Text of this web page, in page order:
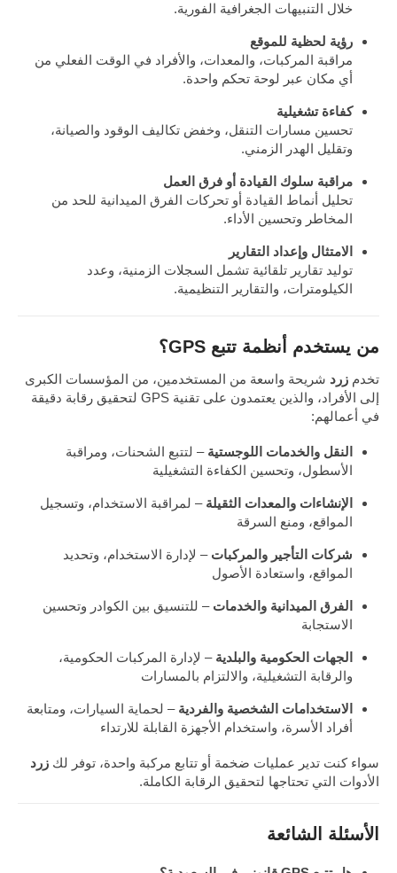
خلال التنبيهات الجغرافية الفورية.
رؤية لحظية للموقع
مراقبة المركبات، والمعدات، والأفراد في الوقت الفعلي من
أي مكان عبر لوحة تحكم واحدة.
كفاءة تشغيلية
تحسين مسارات التنقل، وخفض تكاليف الوقود والصيانة،
وتقليل الهدر الزمني.
مراقبة سلوك القيادة أو فرق العمل
تحليل أنماط القيادة أو تحركات الفرق الميدانية للحد من
المخاطر وتحسين الأداء.
الامتثال وإعداد التقارير
توليد تقارير تلقائية تشمل السجلات الزمنية، وعدد
الكيلومترات، والتقارير التنظيمية.
من يستخدم أنظمة تتبع GPS؟
تخدم زرد شريحة واسعة من المستخدمين، من المؤسسات الكبرى
إلى الأفراد، والذين يعتمدون على تقنية GPS لتحقيق رقابة دقيقة
في أعمالهم:
النقل والخدمات اللوجستية – لتتبع الشحنات، ومراقبة
الأسطول، وتحسين الكفاءة التشغيلية
الإنشاءات والمعدات الثقيلة – لمراقبة الاستخدام، وتسجيل
المواقع، ومنع السرقة
شركات التأجير والمركبات – لإدارة الاستخدام، وتحديد
المواقع، واستعادة الأصول
الفرق الميدانية والخدمات – للتنسيق بين الكوادر وتحسين
الاستجابة
الجهات الحكومية والبلدية – لإدارة المركبات الحكومية،
والرقابة التشغيلية، والالتزام بالمسارات
الاستخدامات الشخصية والفردية – لحماية السيارات، ومتابعة
أفراد الأسرة، واستخدام الأجهزة القابلة للارتداء
سواء كنت تدير عمليات ضخمة أو تتابع مركبة واحدة، توفر لك زرد
الأدوات التي تحتاجها لتحقيق الرقابة الكاملة.
الأسئلة الشائعة